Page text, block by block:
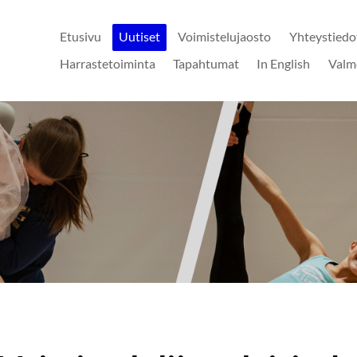
Etusivu Uutiset Voimistelujaosto
Harrastetoiminta
Tapahtumat In English